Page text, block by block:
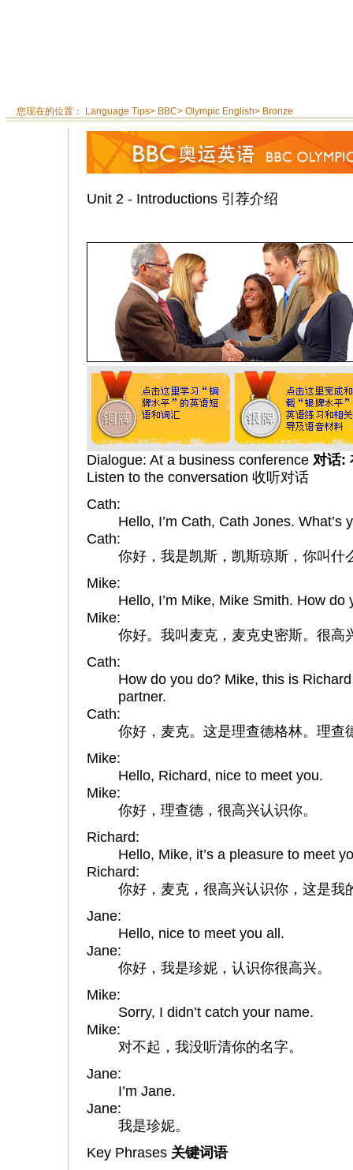
您现在的位置： Language Tips> BBC> Olympic English> Bronze
Unit 2 - Introductions 引荐介绍
Dialogue: At a business conference 对话:
Listen to the conversation 收听对话
Cath:
Hello, I’m Cath, Cath Jones. What’s
Cath:
你好，我是凯斯，凯斯琼斯，你叫什
Mike:
Hello, I’m Mike, Mike Smith. How do
Mike:
你好。我叫麦克，麦克史密斯。很高
Cath:
How do you do? Mike, this is
partner.
Cath:
你好，麦克。这是理查德格林。理查
Mike:
Hello, Richard, nice to meet you.
Mike:
你好，理查德，很高兴认识你。
Richard:
Hello, Mike, it’s a pleasure to meet
Richard:
你好，麦克，很高兴认识你，这是我
Jane:
Hello, nice to meet you all.
Jane:
你好，我是珍妮，认识你很高兴。
Mike:
Sorry, I didn’t catch your name.
Mike:
对不起，我没听清你的名字。
Jane:
I’m Jane.
Jane:
我是珍妮。
Key Phrases 关键词语